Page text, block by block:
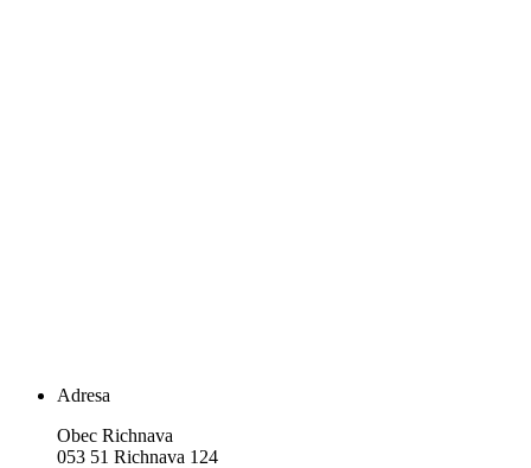
Adresa
Obec Richnava
053 51 Richnava 124